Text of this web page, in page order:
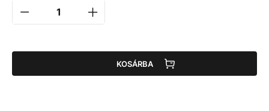
KOSÁRBA